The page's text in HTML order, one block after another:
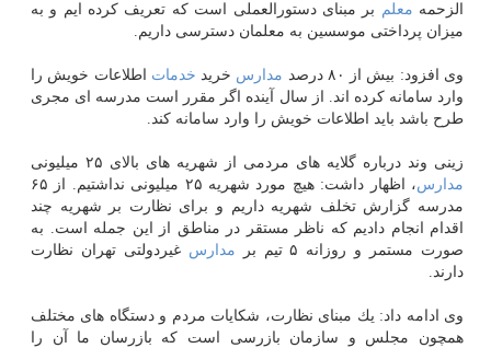
الزحمه معلم بر مبنای دستورالعملی است كه تعریف كرده ایم و به
میزان پرداختی موسسین به معلمان دسترسی داریم.
وی افزود: بیش از ۸۰ درصد مدارس خرید خدمات اطلاعات خویش را
وارد سامانه كرده اند. از سال آینده اگر مقرر است مدرسه ای مجری
طرح باشد باید اطلاعات خویش را وارد سامانه كند.
زینی وند درباره گلایه های مردمی از شهریه های بالای ۲۵ میلیونی
مدارس
، اظهار داشت: هیچ مورد شهریه ۲۵ میلیونی نداشتیم. از ۶۵
مدرسه گزارش تخلف شهریه داریم و برای نظارت بر شهریه چند
اقدام انجام دادیم كه ناظر مستقر در مناطق از این جمله است. به
صورت مستمر و روزانه ۵ تیم بر
مدارس غیردولتی تهران نظارت
دارند.
وی ادامه داد: یك مبنای نظارت، شكایات مردم و دستگاه های مختلف
همچون مجلس و سازمان بازرسی است كه بازرسان ما آن را